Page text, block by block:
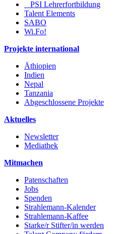
PSI Lehrerfortbildung
Talent Elements
SABO
Wi.Fo!
Projekte international
Äthiopien
Indien
Nepal
Tanzania
Abgeschlossene Projekte
Aktuelles
Newsletter
Mediathek
Mitmachen
Patenschaften
Jobs
Spenden
Strahlemann-Kalender
Strahlemann-Kaffee
Starke/r Stifter/in werden